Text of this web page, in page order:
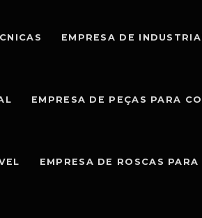
EMPRESA DE
EMPRESA DE PEÇAS PARA
EMPRESA DE ROSCAS